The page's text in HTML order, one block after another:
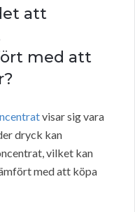
att
med att
visar sig vara
dryck kan
vilket kan
med att köpa